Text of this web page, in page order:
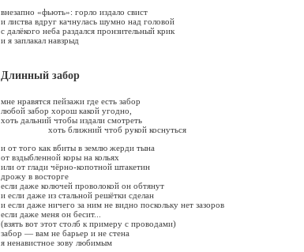
внезапно «фьють»: горло издало свист
и листва вдруг качнулась шумно над головой
с далёкого неба раздался пронзительный крик
и я заплакал навзрыд
Длинный забор
мне нравятся пейзажи где есть забор
любой забор хорош какой угодно,
хоть дальний чтобы издали смотреть
хоть ближний чтоб рукой коснуться
и от того как вбиты в землю жерди тына
от вздыбленной коры на кольях
или от глади чёрно-копотной штакетин
дрожу в восторге
если даже колючей проволокой он обтянут
и если даже из стальной решётки сделан
и если даже ничего за ним не видно поскольку нет зазоров
если даже меня он бесит...
(взять вот этот столб к примеру с проводами)
забор — вам не барьер и не стена
я ненавистное зову любимым